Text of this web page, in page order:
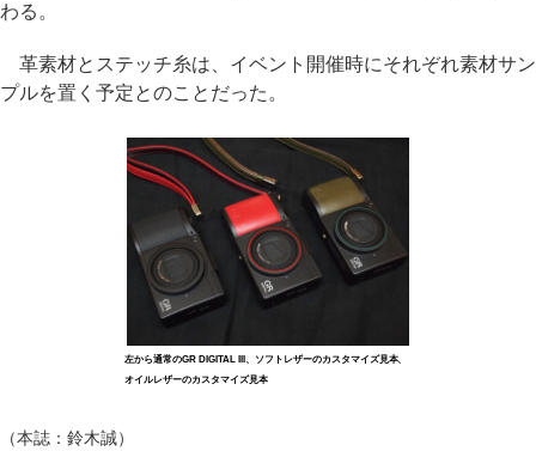
わる。
革素材とステッチ糸は、イベント開催時にそれぞれ素材サン
プルを置く予定とのことだった。
左から通常のGR DIGITAL III、ソフトレザーのカスタマイズ見本、
オイルレザーのカスタマイズ見本
（本誌：鈴木誠）